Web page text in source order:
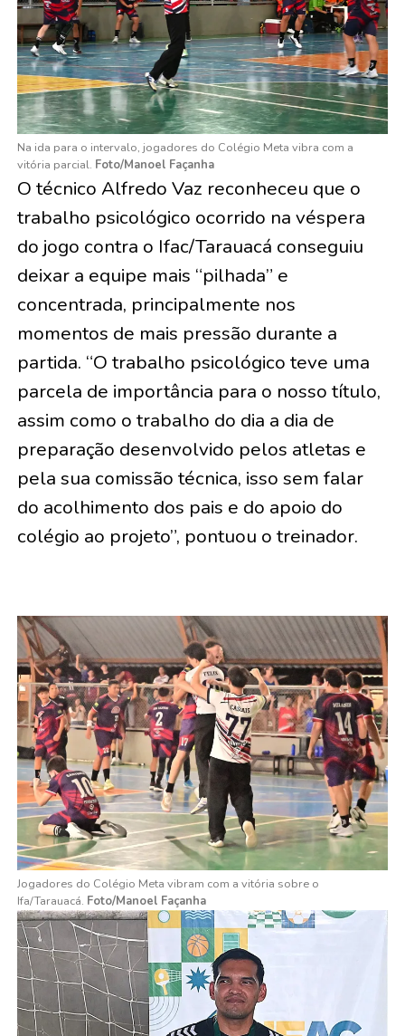
Na ida para o intervalo, jogadores do Colégio Meta vibra com a
vitória parcial. Foto/Manoel Façanha
O técnico Alfredo Vaz reconheceu que o
trabalho psicológico ocorrido na véspera
do jogo contra o Ifac/Tarauacá conseguiu
deixar a equipe mais “pilhada” e
concentrada, principalmente nos
momentos de mais pressão durante a
partida. “O trabalho psicológico teve uma
parcela de importância para o nosso título,
assim como o trabalho do dia a dia de
preparação desenvolvido pelos atletas e
pela sua comissão técnica, isso sem falar
do acolhimento dos pais e do apoio do
colégio ao projeto”, pontuou o treinador.
Jogadores do Colégio Meta vibram com a vitória sobre o
Ifa/Tarauacá. Foto/Manoel Façanha